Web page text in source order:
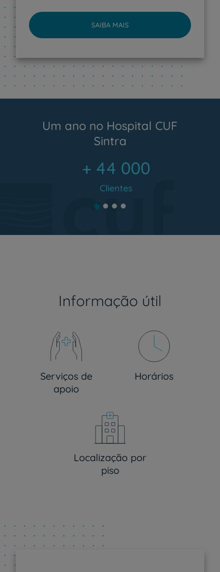
SAIBA MAIS
Um ano no Hospital CUF
Sintra
+ 44 000
Clientes
Informação útil
Serviços de
apoio
Horários
Localização por
piso